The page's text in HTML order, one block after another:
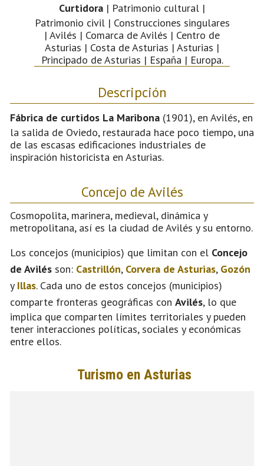
Curtidora | Patrimonio cultural |
Patrimonio civil | Construcciones singulares
| Avilés | Comarca de Avilés | Centro de
Asturias | Costa de Asturias | Asturias |
Principado de Asturias | España | Europa.
Descripción
Fábrica de curtidos La Maribona (1901), en Avilés, en
la salida de Oviedo, restaurada hace poco tiempo, una
de las escasas edificaciones industriales de
inspiración historicista en Asturias.
Concejo de Avilés
Cosmopolita, marinera, medieval, dinámica y
metropolitana, así es la ciudad de Avilés y su entorno.
Los concejos (municipios) que limitan con el Concejo
de Avilés son: Castrillón, Corvera de Asturias, Gozón
y Illas. Cada uno de estos concejos (municipios)
comparte fronteras geográficas con Avilés, lo que
implica que comparten límites territoriales y pueden
tener interacciones políticas, sociales y económicas
entre ellos.